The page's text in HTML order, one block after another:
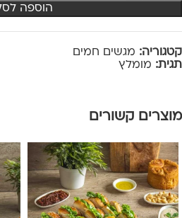
הוספה
קטגוריה: מגשים חמים
תגית: מומלץ
מוצרים קשורים